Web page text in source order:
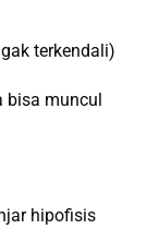
terkendali)
muncul
hipofisis